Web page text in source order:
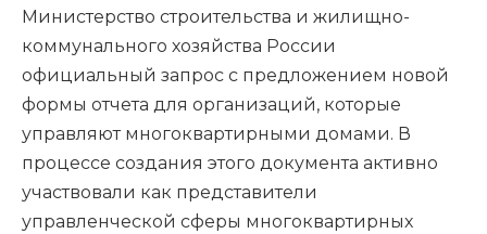
Министерство строительства и жилищно-
коммунального хозяйства России
официальный запрос с предложением новой
формы отчета для организаций, которые
управляют многоквартирными домами. В
процессе создания этого документа активно
участвовали как представители
управленческой сферы многоквартирных